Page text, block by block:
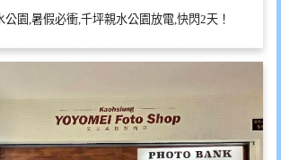
園,暑假必衝,千坪親水公園放電,快閃2天！